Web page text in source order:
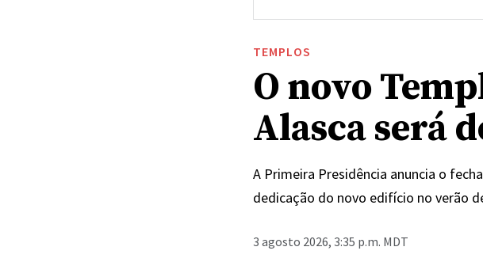
TEMPLOS
O novo
Alasca será
A Primeira Presidência anuncia o
dedicação do novo edifício no verão
3 agosto 2026, 3:35 p.m. MDT